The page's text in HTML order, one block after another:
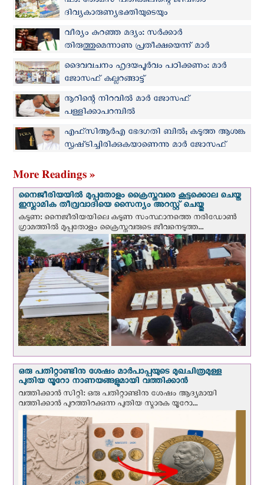
ദിവ്യകാരുണ്യഭക്തിയുടെയും
തിരുസഭാനുസരണത്തിന്റെയും ഉജ്ജ്വല
സാക്ഷ്യം: മാർ ജോസഫ് പാംപ്ലാനി
വീര്യം കുറഞ്ഞ മദ്യം: സർക്കാർ
തിരുത്തുമെന്നാണു പ്രതീക്ഷയെന്ന് മാർ
ജോസഫ് പാംപ്ലാനി
ദൈവവചനം ഹൃദയപൂർവം പഠിക്കണം: മാർ
ജോസഫ് കല്ലറങ്ങാട്ട്
നൂറിന്റെ നിറവില്‍ മാർ ജോസഫ്
പള്ളിക്കാപറമ്പില്‍
എഫ്‌സിആർഎ ഭേദഗതി ബിൽ; കടുത്ത ആശങ്ക
സൃഷ്‌ടിച്ചിരിക്കുകയാണെന്നു മാർ ജോസഫ്
More Readings »
നൈജീരിയയില്‍ മുപ്പതോളം ക്രൈസ്തവരെ കൂട്ടക്കൊല ചെയ്ത
ഇസ്ലാമിക തീവ്രവാദിയെ സൈന്യം അറസ്റ്റ് ചെയ്തു
കടുണ: നൈജീരിയയിലെ കടുണ സംസ്ഥാനത്തെ നരിഡോൺ
ഗ്രാമത്തിൽ മുപ്പതോളം ക്രൈസ്തവരുടെ ജീവനെടുത്ത...
ഒരു പതിറ്റാണ്ടിനു ശേഷം മാർപാപ്പയുടെ മുഖചിത്രമുള്ള
പുതിയ യൂറോ നാണയങ്ങളുമായി വത്തിക്കാന്‍
വത്തിക്കാന്‍ സിറ്റി: ഒരു പതിറ്റാണ്ടിനു ശേഷം ആദ്യമായി
വത്തിക്കാൻ പുറത്തിറക്കുന്ന പുതിയ സ്മാരക യൂറോ...